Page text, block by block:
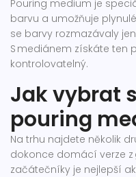
Pouring medium je
barvu a umožňuje
se barvy rozmazávaly
S mediánem získáte ten
kontrolovatelný.
Jak vybrat
pouring
Na trhu najdete několik
dokonce domácí verze z
začátečníky je nejlepší